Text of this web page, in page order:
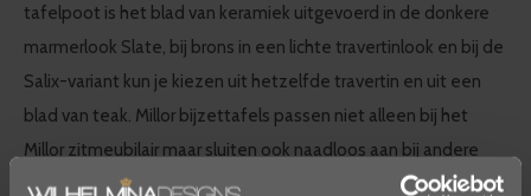
tafelpoot is het blad van keramiek uitgevoerd in de donkere
marmerlook Slate, bij brons in een lichte travertinlook en bij de
Salix-variant kun je kiezen uit hetzelfde travertin en uit een
blad van teak. Millor bijzettafels passen niet alleen bij het
Millor zitmeubilair maar sluiten ook naadloos aan bij andere
series van YOI zoals de modulaire loungeserie Vallon.